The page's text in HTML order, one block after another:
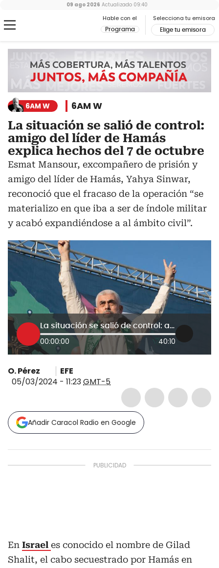
Hable con el
Programa
Selecciona tu emisora
Elige tu emisora
09 ago 2026 Actualizado 09:40
6AM W 6AM W
La situación se salió de control:
amigo del líder de Hamás
explica hechos del 7 de octubre
Esmat Mansour, excompañero de prisión y
amigo del líder de Hamás, Yahya Sinwar,
reconoció que el fracaso de la operación “se
materializo en que iba a ser de índole militar
y acabó expandiéndose a al ámbito civil”.
La situación se salió de control: amigo del líder de Hamás explica hechos del 7 de octubre
00:00:00 40:10
O. Pérez
EFE
05/03/2024 - 11:23GMT-5
Añadir Caracol Radio en Google
En Israel es conocido el nombre de Gilad
Shalit, el cabo secuestrado por Hamás en